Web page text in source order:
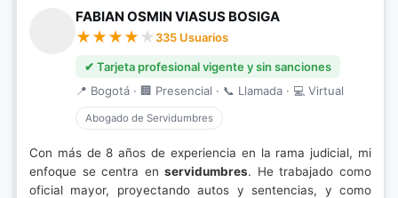
FABIAN OSMIN VIASUS BOSIGA
335 Usuarios
✔ Tarjeta profesional vigente y sin sanciones
📍 Bogotá · 🏢 Presencial · 📞 Llamada · 💻 Virtual
Abogado de Servidumbres
Con más de 8 años de experiencia en la rama judicial, mi
enfoque se centra enservidumbres. He trabajado como
oficial mayor, proyectando autos y sentencias, y como